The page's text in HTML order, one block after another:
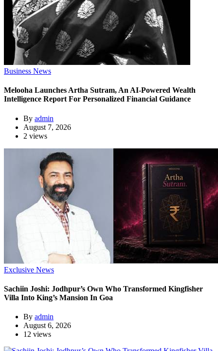
Business News
Melooha Launches Artha Sutram, An AI-Powered Wealth
Intelligence Report For Personalized Financial Guidance
By admin
August 7, 2026
2 views
Exclusive News
Sachiin Joshi: Jodhpur’s Own Who Transformed Kingfisher
Villa Into King’s Mansion In Goa
By admin
August 6, 2026
12 views